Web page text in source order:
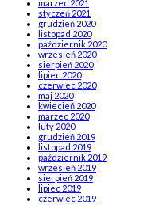
marzec 2021
styczeń 2021
grudzień 2020
listopad 2020
październik 2020
wrzesień 2020
sierpień 2020
lipiec 2020
czerwiec 2020
maj 2020
kwiecień 2020
marzec 2020
luty 2020
grudzień 2019
listopad 2019
październik 2019
wrzesień 2019
sierpień 2019
lipiec 2019
czerwiec 2019